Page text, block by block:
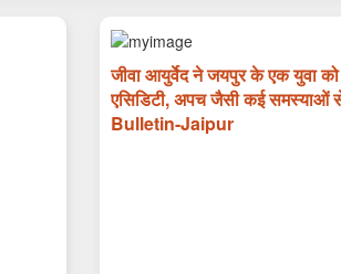
जीवा आयुर्वेद ने जयपुर के एक युवा को
एसिडिटी, अपच जैसी कई समस्याओं
Bulletin-Jaipur